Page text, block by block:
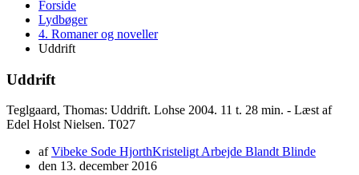
Forside
Lydbøger
4. Romaner og noveller
Uddrift
Uddrift
Teglgaard, Thomas: Uddrift. Lohse 2004. 11 t. 28 min. - Læst af
Edel Holst Nielsen. T027
af Vibeke Sode HjorthKristeligt Arbejde Blandt Blinde
den 13. december 2016